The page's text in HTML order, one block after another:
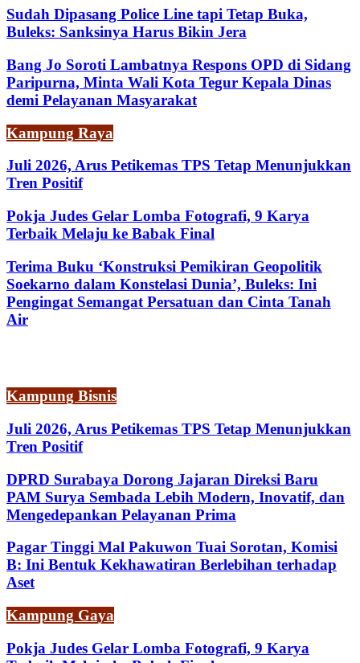
Sudah Dipasang Police Line tapi Tetap Buka,
Buleks: Sanksinya Harus Bikin Jera
Bang Jo Soroti Lambatnya Respons OPD di Sidang
Paripurna, Minta Wali Kota Tegur Kepala Dinas
demi Pelayanan Masyarakat
Kampung Raya
Juli 2026, Arus Petikemas TPS Tetap Menunjukkan
Tren Positif
Pokja Judes Gelar Lomba Fotografi, 9 Karya
Terbaik Melaju ke Babak Final
Terima Buku ‘Konstruksi Pemikiran Geopolitik
Soekarno dalam Konstelasi Dunia’, Buleks: Ini
Pengingat Semangat Persatuan dan Cinta Tanah
Air
Kampung Bisnis
Juli 2026, Arus Petikemas TPS Tetap Menunjukkan
Tren Positif
DPRD Surabaya Dorong Jajaran Direksi Baru
PAM Surya Sembada Lebih Modern, Inovatif, dan
Mengedepankan Pelayanan Prima
Pagar Tinggi Mal Pakuwon Tuai Sorotan, Komisi
B: Ini Bentuk Kekhawatiran Berlebihan terhadap
Aset
Kampung Gaya
Pokja Judes Gelar Lomba Fotografi, 9 Karya